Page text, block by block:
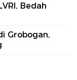
Bedah
Grobogan,